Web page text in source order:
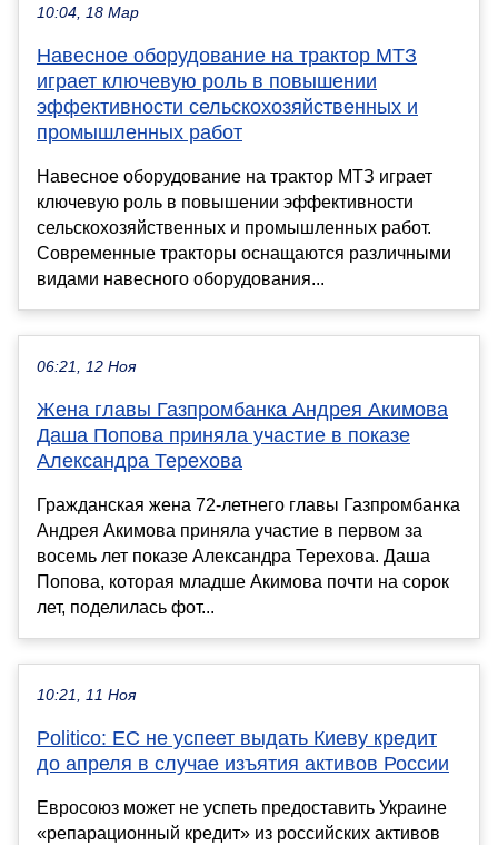
10:04, 18 Мар
Навесное оборудование на трактор МТЗ
играет ключевую роль в повышении
эффективности сельскохозяйственных и
промышленных работ
Навесное оборудование на трактор МТЗ играет
ключевую роль в повышении эффективности
сельскохозяйственных и промышленных работ.
Современные тракторы оснащаются различными
видами навесного оборудования...
06:21, 12 Ноя
Жена главы Газпромбанка Андрея Акимова
Даша Попова приняла участие в показе
Александра Терехова
Гражданская жена 72-летнего главы Газпромбанка
Андрея Акимова приняла участие в первом за
восемь лет показе Александра Терехова. Даша
Попова, которая младше Акимова почти на сорок
лет, поделилась фот...
10:21, 11 Ноя
Politico: ЕС не успеет выдать Киеву кредит
до апреля в случае изъятия активов России
Евросоюз может не успеть предоставить Украине
«репарационный кредит» из российских активов